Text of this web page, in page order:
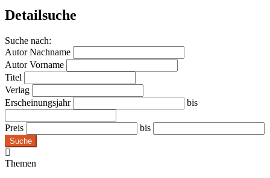
Detailsuche
Suche nach:
Autor Nachname
Autor Vorname
Titel
Verlag
Erscheinungsjahr
bis
Preis bis
Suche
Themen